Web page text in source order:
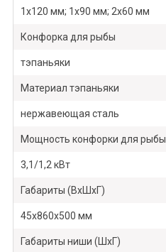
1х120 мм; 1х90 мм; 2х60 мм
Конфорка для рыбы
тэпаньяки
Материал тэпаньяки
нержавеющая сталь
Мощность конфорки для рыбы
3,1/1,2 кВт
Габариты (ВхШхГ)
45х860х500 мм
Габариты ниши (ШхГ)